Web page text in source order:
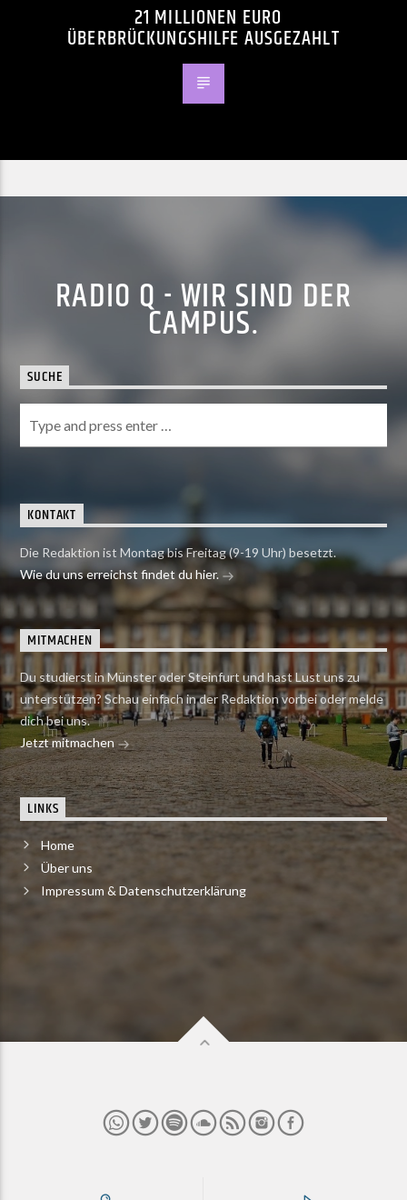
21 MILLIONEN EURO
ÜBERBRÜCKUNGSHILFE AUSGEZAHLT
RADIO Q - WIR SIND DER
CAMPUS.
SUCHE
KONTAKT
Die Redaktion ist Montag bis Freitag (9-19 Uhr) besetzt.
Wie du uns erreichst findet du hier.
MITMACHEN
Du studierst in Münster oder Steinfurt und hast Lust uns zu
unterstützen? Schau einfach in der Redaktion vorbei oder melde
dich bei uns.
Jetzt mitmachen
LINKS
Home
Über uns
Impressum & Datenschutzerklärung